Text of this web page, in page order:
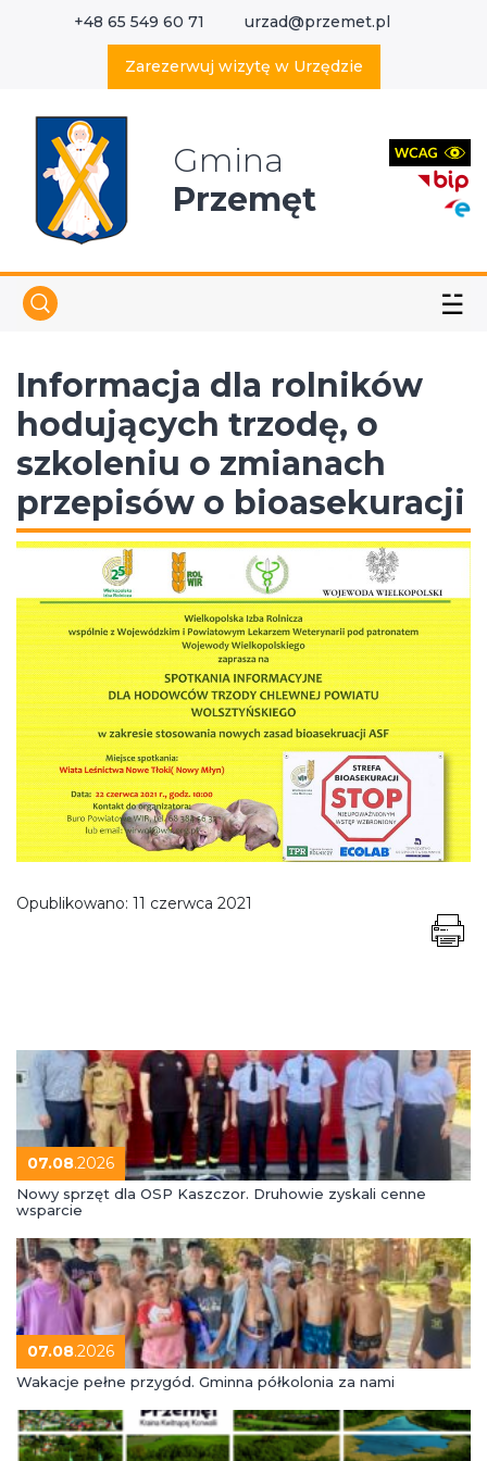
+48 65 549 60 71 urzad@przemet.pl
Zarezerwuj wizytę w Urzędzie
Gmina
Przemęt
☱
Informacja dla rolników
hodujących trzodę, o
szkoleniu o zmianach
przepisów o bioasekuracji
Opublikowano: 11 czerwca 2021
07.08.2026
Nowy sprzęt dla OSP Kaszczor. Druhowie zyskali cenne
wsparcie
07.08.2026
Wakacje pełne przygód. Gminna półkolonia za nami
Wyszukaj w serwisie